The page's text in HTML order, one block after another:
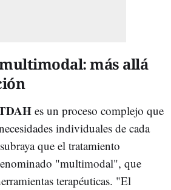
más allá
es un proceso complejo que
individuales de cada
que el tratamiento
"multimodal", que
terapéuticas. "El